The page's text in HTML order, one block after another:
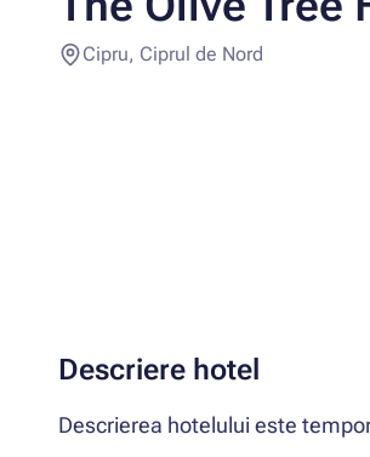
Cipru, Ciprul de Nord
Descriere hotel
Descrierea hotelului este